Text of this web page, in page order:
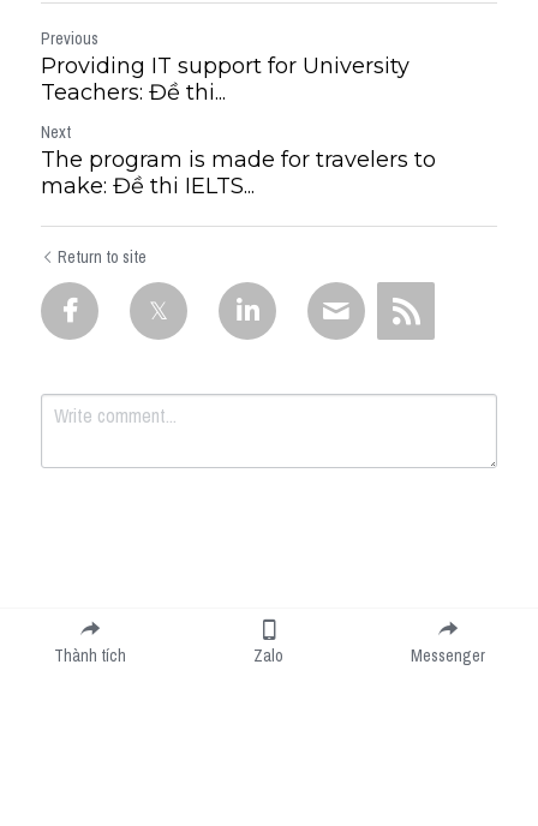
Previous
Providing IT support for University
Teachers: Đề thi...
Next
The program is made for travelers to
make: Đề thi IELTS...
Return to site
Submit
Thành tích Zalo Messenger